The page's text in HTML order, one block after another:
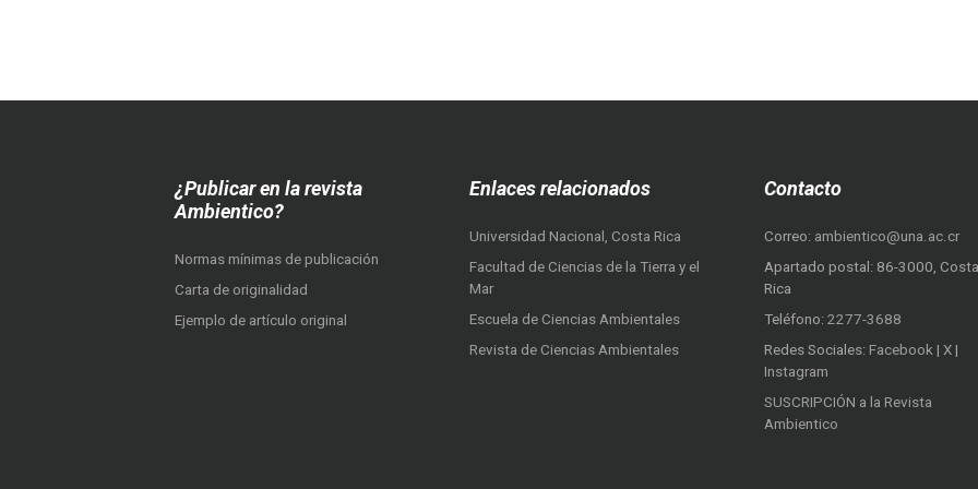
¿Publicar en la revista
Ambientico?
Normas mínimas de publicación
Carta de originalidad
Ejemplo de artículo original
Enlaces relacionados
Universidad Nacional, Costa Rica
Facultad de Ciencias de la Tierra y el
Mar
Escuela de Ciencias Ambientales
Revista de Ciencias Ambientales
Contacto
Correo: ambientico@una.ac.cr
Apartado postal: 86-3000, Costa
Rica
Teléfono: 2277-3688
Redes Sociales: Facebook | X |
Instagram
SUSCRIPCIÓN a la Revista
Ambientico